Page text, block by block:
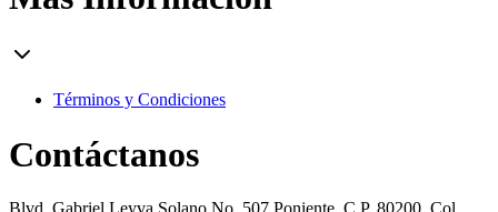
Términos y Condiciones
Contáctanos